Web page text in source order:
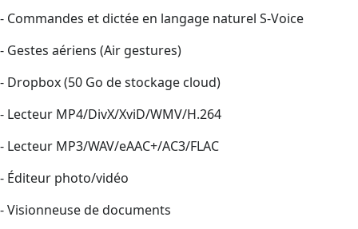
- Commandes et dictée en langage naturel S-Voice
- Gestes aériens (Air gestures)
- Dropbox (50 Go de stockage cloud)
- Lecteur MP4/DivX/XviD/WMV/H.264
- Lecteur MP3/WAV/eAAC+/AC3/FLAC
- Éditeur photo/vidéo
- Visionneuse de documents